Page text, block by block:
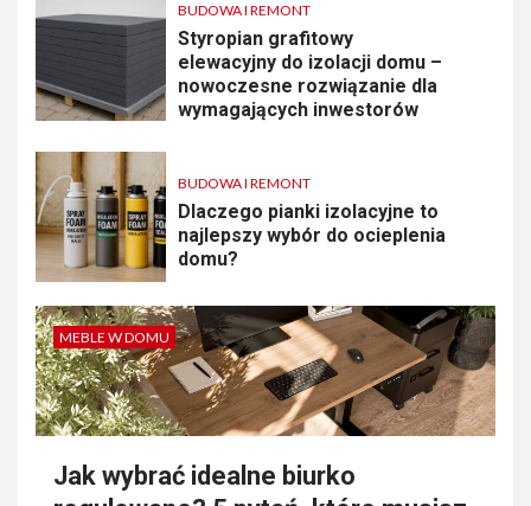
BUDOWA I REMONT
Styropian grafitowy
elewacyjny do izolacji domu –
nowoczesne rozwiązanie dla
wymagających inwestorów
BUDOWA I REMONT
Dlaczego pianki izolacyjne to
najlepszy wybór do ocieplenia
domu?
MEBLE W DOMU
Jak wybrać idealne biurko